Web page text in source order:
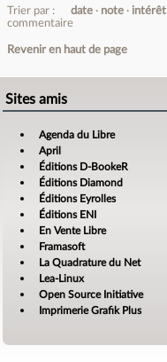
Trier par : date note intérêt
commentaire
Revenir en haut de page
Sites amis
Agenda du Libre
April
Éditions D-BookeR
Éditions Diamond
Éditions Eyrolles
Éditions ENI
En Vente Libre
Framasoft
La Quadrature du Net
Lea-Linux
Open Source Initiative
Imprimerie Grafik Plus